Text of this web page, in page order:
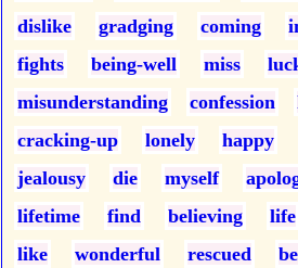
dislike
gradging coming
fights
being-well miss
misunderstanding
confession
cracking-up
lonely happy
jealousy
die myself
lifetime
find believing life
like
wonderful rescued